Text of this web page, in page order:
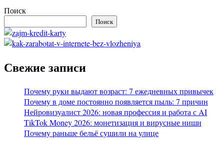
Поиск
Поиск
Свежие записи
Почему руки выдают возраст: 7 ежедневных привычек
Почему в доме постоянно появляется пыль: 7 причин
Нейровизуалист 2026: новая профессия и работа с AI
TikTok Money 2026: монетизация и вирусные ниши
Почему раньше бельё сушили на улице